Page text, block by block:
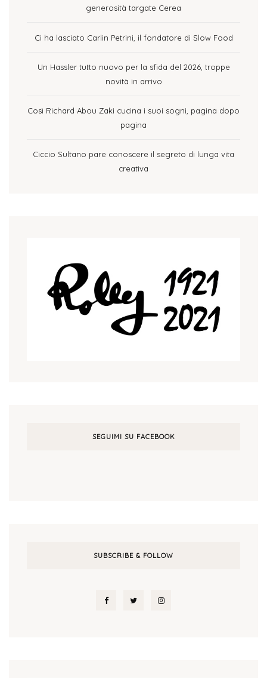
generosità targate Cerea
Ci ha lasciato Carlin Petrini, il fondatore di Slow Food
Un Hassler tutto nuovo per la sfida del 2026, troppe
novità in arrivo
Così Richard Abou Zaki cucina i suoi sogni, pagina dopo
pagina
Ciccio Sultano pare conoscere il segreto di lunga vita
creativa
SEGUIMI SU FACEBOOK
SUBSCRIBE & FOLLOW